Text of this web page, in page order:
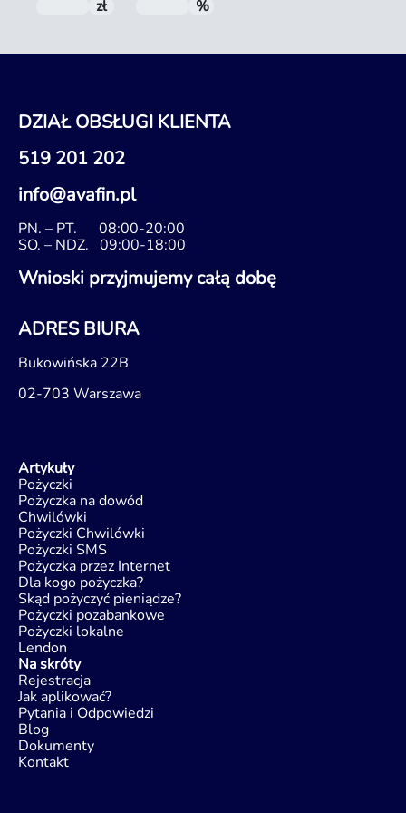
zł %
DZIAŁ OBSŁUGI KLIENTA
519 201 202
info@avafin.pl
PN. – PT. 08:00-20:00
SO. – NDZ. 09:00-18:00
Wnioski przyjmujemy całą dobę
ADRES BIURA
Bukowińska 22B
02-703 Warszawa
Artykuły
Pożyczki
Pożyczka na dowód
Chwilówki
Pożyczki Chwilówki
Pożyczki SMS
Pożyczka przez Internet
Dla kogo pożyczka?
Skąd pożyczyć pieniądze?
Pożyczki pozabankowe
Pożyczki lokalne
Lendon
Na skróty
Rejestracja
Jak aplikować?
Pytania i Odpowiedzi
Blog
Dokumenty
Kontakt